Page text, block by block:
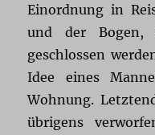
Einordnung in
und der Bogen,
geschlossen
Idee eines
Wohnung.
übrigens